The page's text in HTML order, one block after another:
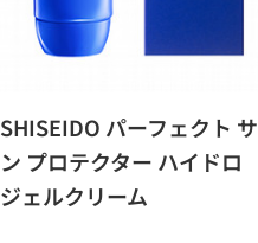
SHISEIDO パーフェクト サ
ン プロテクター ハイドロ
ジェルクリーム